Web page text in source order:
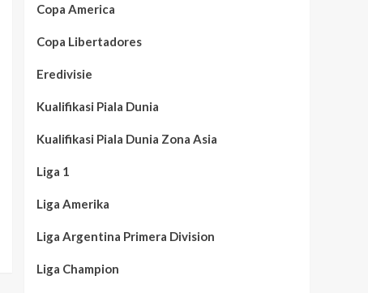
Copa America
Copa Libertadores
Eredivisie
Kualifikasi Piala Dunia
Kualifikasi Piala Dunia Zona Asia
Liga 1
Liga Amerika
Liga Argentina Primera Division
Liga Champion